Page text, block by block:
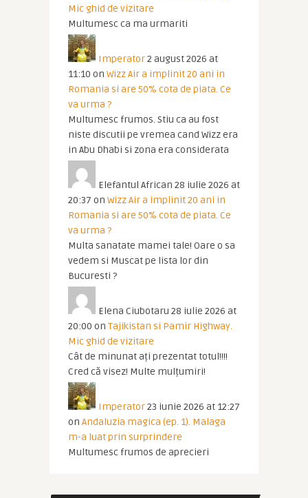
Mic ghid de vizitare
Multumesc ca ma urmariti
Imperator2 august 2026 at
11:10 on Wizz Air a implinit 20 ani in
Romania si are 50% cota de piata. Ce
va urma ?
Multumesc frumos. Stiu ca au fost
niste discutii pe vremea cand Wizz era
in Abu Dhabi si zona era considerata
Elefantul African 28 iulie 2026 at
20:37 on Wizz Air a implinit 20 ani in
Romania si are 50% cota de piata. Ce
va urma ?
Multa sanatate mamei tale! Oare o sa
vedem si Muscat pe lista lor din
Bucuresti ?
Elena Ciubotaru 28 iulie 2026 at
20:00 on Tajikistan si Pamir Highway.
Mic ghid de vizitare
Cât de minunat ați prezentat totul!!!!
Cred că visez! Multe mulțumiri!
Imperator23 iunie 2026 at 12:27
on Andaluzia magica (ep. 1). Malaga
m-a luat prin surprindere
Multumesc frumos de aprecieri